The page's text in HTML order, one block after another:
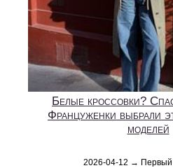
Белые кроссовки?
Француженки выбрали
моделей
2026-04-12 → Первый